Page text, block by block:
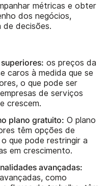
métricas e obter
dos negócios,
de decisões.
os preços da
caros à medida que se
o que pode ser
de serviços
crescem.
plano gratuito: O plano
têm opções de
que pode restringir a
em crescimento.
avançadas:
como